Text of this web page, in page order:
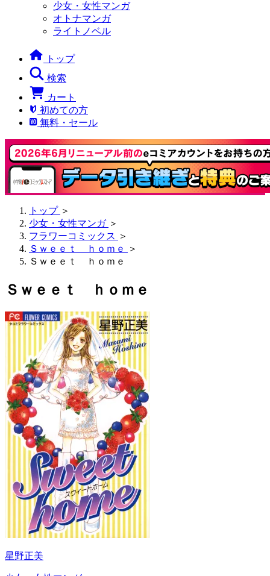
少女・女性マンガ
オトナマンガ
ライトノベル
トップ
検索
カート
初めての方
無料・セール
トップ ＞
少女・女性マンガ ＞
フラワーコミックス ＞
Ｓｗｅｅｔ ｈｏｍｅ
＞
Ｓｗｅｅｔ ｈｏｍｅ
Ｓｗｅｅｔ ｈｏｍｅ
星野正美